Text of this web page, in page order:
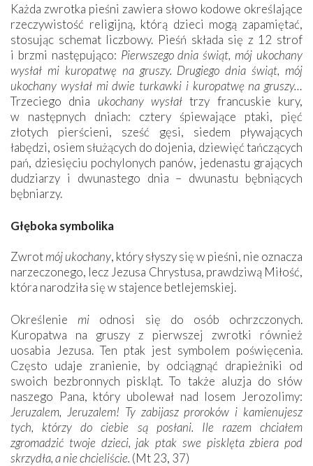
Każda zwrotka pieśni zawiera słowo kodowe określające
rzeczywistość religijną, którą dzieci mogą zapamiętać,
stosując schemat liczbowy. Pieśń składa się z 12 strof
i brzmi następująco: Pierwszego dnia świąt, mój ukochany
wysłał mi kuropatwę na gruszy. Drugiego dnia świąt, mój
ukochany wysłał mi dwie turkawki i kuropatwę na gruszy…
Trzeciego dnia ukochany wysłał trzy francuskie kury,
w następnych dniach: cztery śpiewające ptaki, pięć
złotych pierścieni, sześć gęsi, siedem pływających
łabędzi, osiem służących do dojenia, dziewięć tańczących
pań, dziesięciu pochylonych panów, jedenastu grających
dudziarzy i dwunastego dnia – dwunastu bębniących
bębniarzy.
Głęboka symbolika
Zwrotmój ukochany, który słyszy się w pieśni, nie oznacza
narzeczonego, lecz Jezusa Chrystusa, prawdziwą Miłość,
która narodziła się w stajence betlejemskiej.
Określenie mi odnosi się do osób ochrzczonych.
Kuropatwa na gruszy z pierwszej zwrotki również
uosabia Jezusa. Ten ptak jest symbolem poświęcenia.
Często udaje zranienie, by odciągnąć drapieżniki od
swoich bezbronnych piskląt. To także aluzja do słów
naszego Pana, który ubolewał nad losem Jerozolimy:
Jeruzalem, Jeruzalem! Ty zabijasz proroków i kamienujesz
tych, którzy do ciebie są posłani. Ile razem chciałem
zgromadzić twoje dzieci, jak ptak swe pisklęta zbiera pod
skrzydła, a nie chcieliście. (Mt 23, 37)